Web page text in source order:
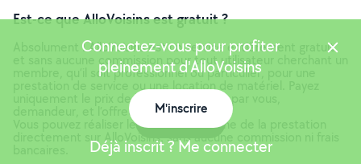
Est-ce que AlloVoisins est gratuit ?
Absolument ! AlloVoisins est un service entièrement gratuit
et sans aucune commission pour tout utilisateur cherchant un
membre, qu’il soit professionnel ou particulier, pour une
prestation de service ou une location de matériel. Payez
uniquement le prix de la prestation, fixé par vous,
demandeur, et l’offreur.
Vous pouvez réaliser le paiement en ligne de la prestation
directement sur AlloVoisins, sans aucune commission ni frais
Connectez-vous pour profiter
pleinement d'AlloVoisins
M'inscrire
Déjà inscrit ? Me connecter